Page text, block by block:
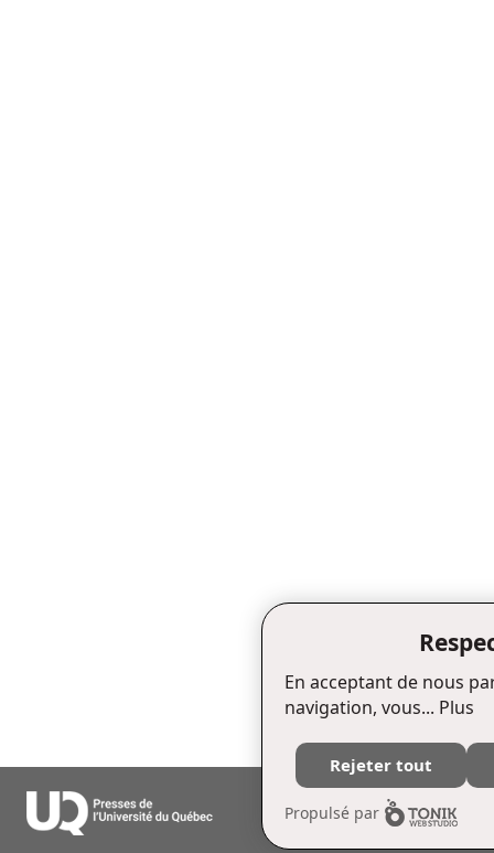
Édifice Fleurie, 480, de La Chapelle,
Tél. : (418) 657-4399 Téléc. : (418)
En acceptant de nous
navigation, vous... Plus
Rejeter tout
Propulsé par